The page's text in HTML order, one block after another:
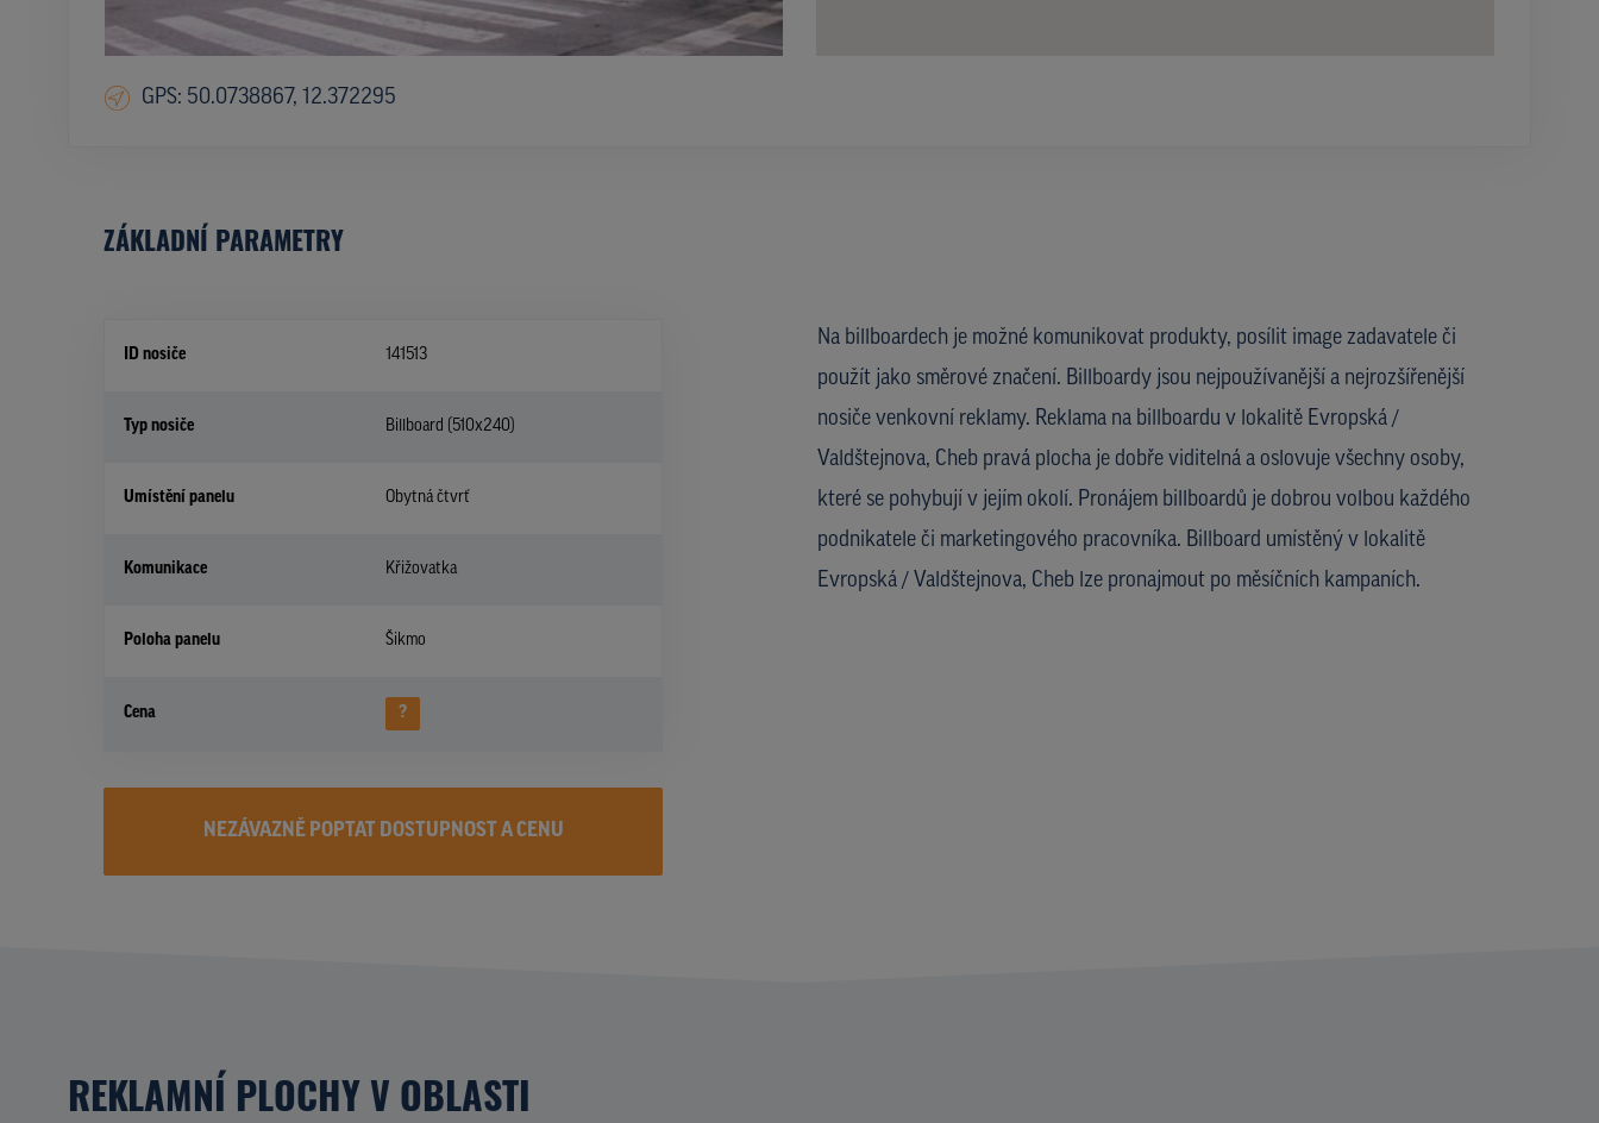
GPS: 50.0738867, 12.372295
ZÁKLADNÍ PARAMETRY
ID nosiče 141513
Typ nosiče Billboard (510x240)
Umístění panelu Obytná čtvrť
Komunikace Křižovatka
Poloha panelu Šikmo
Cena ?
Na billboardech je možné komunikovat produkty, posílit image zadavatele či
použít jako směrové značení. Billboardy jsou nejpoužívanější a nejrozšířenější
nosiče venkovní reklamy. Reklama na billboardu v lokalitě Evropská /
Valdštejnova, Cheb pravá plocha je dobře viditelná a oslovuje všechny osoby,
které se pohybují v jejím okolí. Pronájem billboardů je dobrou volbou každého
podnikatele či marketingového pracovníka. Billboard umístěný v lokalitě
Evropská / Valdštejnova, Cheb lze pronajmout po měsíčních kampaních.
NEZÁVAZNĚ POPTAT DOSTUPNOST A CENU
REKLAMNÍ PLOCHY V OBLASTI